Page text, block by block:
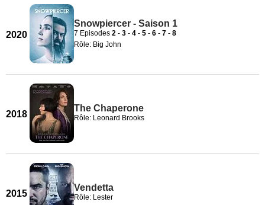
2020
Snowpiercer - Saison 1
7 Episodes 2 - 3 - 4 - 5 - 6 - 7 - 8
Rôle: Big John
2018
The Chaperone
Rôle: Leonard Brooks
2015
Vendetta
Rôle: Lester